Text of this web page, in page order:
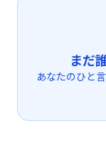
まだ
あなたのひと